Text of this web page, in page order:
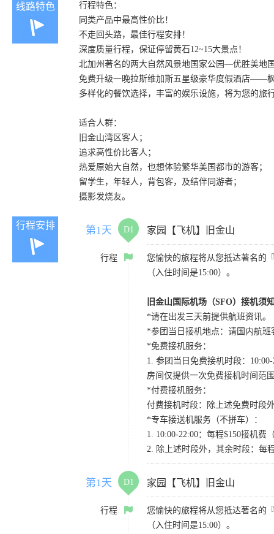
线路特色
行程特色：
同类产品中最高性价比！
不走回头路，最佳行程安排！
深度质量行程，保证停留黄石12~15大景点！
北加州著名的两大自然风景地国家公园—优胜美地
免费升级一晚拉斯维加斯五星级豪华度假酒店——
多样化的餐饮选择，丰富的娱乐设施，将为您的旅
适合人群：
旧金山湾区客人；
追求高性价比客人；
热爱原始大自然，也想体验繁华美国都市的游客；
留学生，年轻人，背包客，及结伴同游者；
摄影发烧友。
行程安排 第1天 D1 家园【飞机】旧金山
行程
您愉快的旅程将从您抵达著名的
（入住时间是15:00）。
旧金山国际机场（SFO）接机须
*请在出发三天前提供航班资讯。
*参团当日接机地点：请国内航班
*免费接机服务：
1. 参团当日免费接机时段：
房间仅提供一次免费接机时间范
*付费接机服务：
付费接机时段：除上述免费时段
*专车接送机服务（不拼车）：
1. 10:00-22:00：每程$150接机
2. 除上述时段外，其余时段：每
第1天 D1 家园【飞机】旧金山
行程
您愉快的旅程将从您抵达著名的
（入住时间是15:00）。